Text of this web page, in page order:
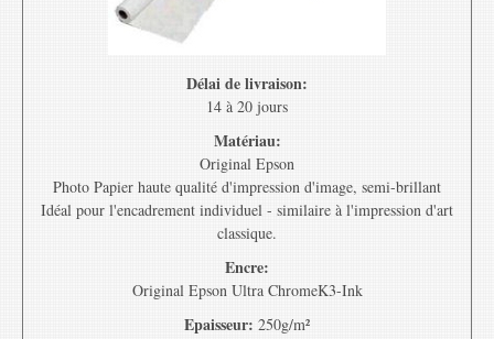
Délai de livraison:
14 à 20 jours
Matériau:
Original Epson
Photo Papier haute qualité d'impression d'image, semi-brillant
Idéal pour l'encadrement individuel - similaire à l'impression d'art
classique.
Encre:
Original Epson Ultra ChromeK3-Ink
Epaisseur: 250g/m²